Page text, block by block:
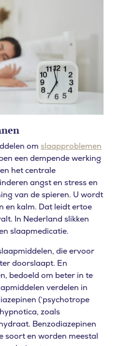
om slaapproblemen
een dempende werking
het centrale
angst en stress en
van de spieren. U wordt
en kalm. Dat leidt ertoe
In Nederland slikken
slaapmedicatie.
die ervoor
doorslaapt. En
bedoeld om beter in te
verdelen in
(‘psychotrope
zoals
Benzodiazepinen
soort en worden meestal